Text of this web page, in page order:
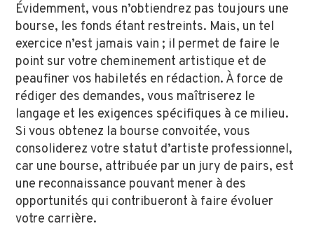
Évidemment, vous n’obtiendrez pas toujours une
bourse, les fonds étant restreints. Mais, un tel
exercice n’est jamais vain ; il permet de faire le
point sur votre cheminement artistique et de
peaufiner vos habiletés en rédaction. À force de
rédiger des demandes, vous maîtriserez le
langage et les exigences spécifiques à ce milieu.
Si vous obtenez la bourse convoitée, vous
consoliderez votre statut d’artiste professionnel,
car une bourse, attribuée par un jury de pairs, est
une reconnaissance pouvant mener à des
opportunités qui contribueront à faire évoluer
votre carrière.